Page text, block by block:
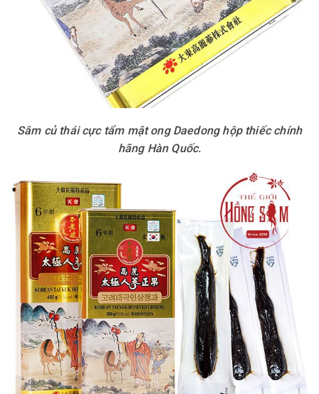
Sâm củ thái cực tẩm mật ong Daedong hộp thiếc chính
hãng Hàn Quốc.